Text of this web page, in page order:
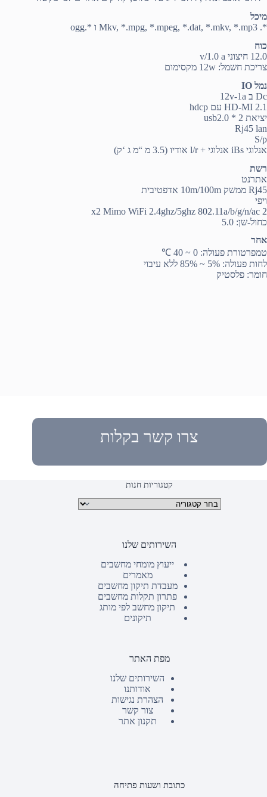
מיכל
*. Mkv, *.mpg, *.mpeg, *.dat, *.mkv, *.mp3 ו *.ogg
כוח
12.0 חיצוני v/1.0 a
צריכת חשמל: 12w מקסימום
נמל IO
Dc ב 12v-1a
HD-MI 2.1 עם hdcp
יציאת usb2.0 * 2
Rj45 lan
S/p
אנלוגי iBs אנלוגי + l/r אודיו (3.5 מ “מ ג ‘ק)
רשת
אתרנט
Rj45 ממשק 10m/100m אדפטיבית
ויפי
2 x2 Mimo WiFi 2.4ghz/5ghz 802.11a/b/g/n/ac
כחול-שן: 5.0
אחר
טמפרטורת פעולה: 0 ~ 40 ℃
לחות פעולה: 5% ~ 85% ללא עיבוי
חומר: פלסטיק
צרו קשר בקלות
קטגוריות חנות
קטגוריות מוצרים
השירותים שלנו
ייעוץ מומחי מחשבים
מאמרים
מעבדת תיקון מחשבים
פתרון תקלות מחשבים
תיקון מחשב לפי מותג
תיקונים
מפת האתר
השירותים שלנו
אודותנו
הצהרת נגישות
צור קשר
תקנון אתר
כתובת ושעות פתיחה